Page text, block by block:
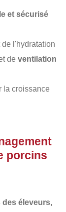
et sécurisé
l'hydratation
de ventilation
la croissance
porcins
éleveurs,